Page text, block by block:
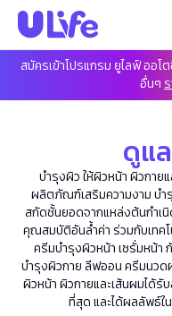
สมัครเข้าโปรแกรม ยูไลฟ์ ออ
อื่นๆ
ดูแ
บำรุงผิว ให้ผิวหน้า ผิวกา
ผลิตภัณฑ์เสริมความงาม บำ
สกัดชั้นยอดจากแหล่งต้นกำเ
คุณสมบัติอันล้ำค่า ร่วมกับเทค
ครีมบำรุงผิวหน้า เซรั่มหน้า
บำรุงผิวกาย ลีฟออน ครีมนว
ผิวหน้า ผิวกายและเส้นผมได้รั
ที่สุด และได้ผลลัพธ์